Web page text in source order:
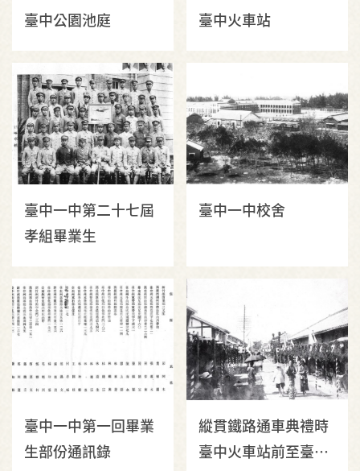
臺中公園池庭 臺中火車站
臺中一中第二十七屆
孝組畢業生
臺中一中校舍
臺中一中第一回畢業
生部份通訊錄
縱貫鐵路通車典禮時
臺中火車站前至臺中